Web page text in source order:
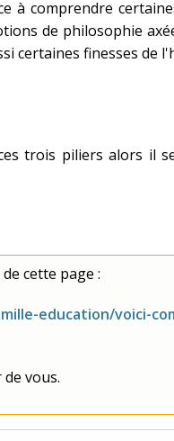
à comprendre
de philosophie
certaines finesses de
trois piliers alors il
cette page :
education/voici-
vous.